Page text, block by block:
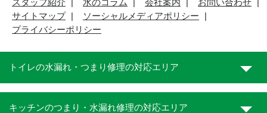
スタッフ紹介
水のコラム 会社案内
お問い合わせ
サイトマップ
ソーシャルメディアポリシー
プライバシーポリシー
トイレの水漏れ・つまり修理の対応エリア
キッチンのつまり・水漏れ修理の対応エリア